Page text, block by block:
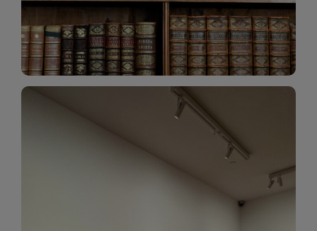
Katalog Zbiorów
Galeria Zdjęć
wspomnienia z wydarzeń, spotkań i projektów